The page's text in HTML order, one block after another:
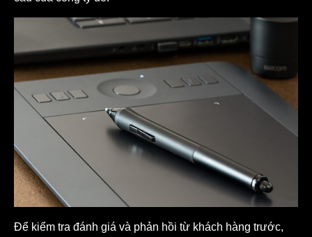
Để kiểm tra đánh giá và phản hồi từ khách hàng trước,